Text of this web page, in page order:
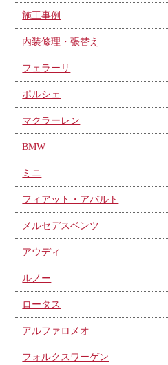
施工事例
内装修理・張替え
フェラーリ
ポルシェ
マクラーレン
BMW
ミニ
フィアット・アバルト
メルセデスベンツ
アウディ
ルノー
ロータス
アルファロメオ
フォルクスワーゲン